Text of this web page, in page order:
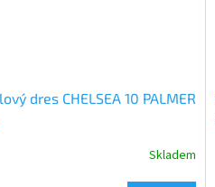
dres CHELSEA 10 PALMER
Skladem